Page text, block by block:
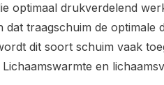
optimaal drukverdelend
traagschuim de optimale
dit soort schuim vaak
en